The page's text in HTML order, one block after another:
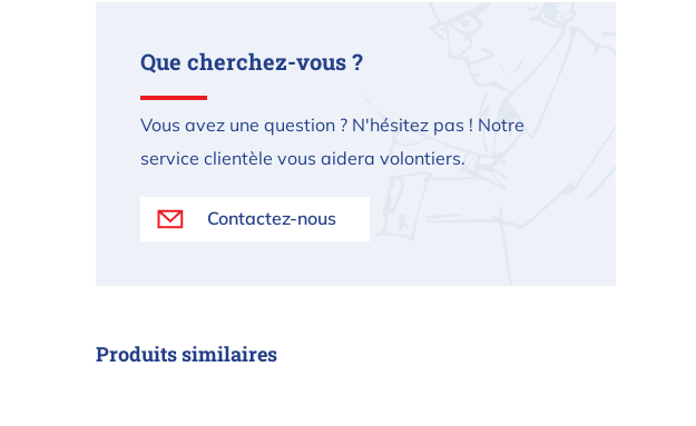
Que cherchez-vous ?
Vous avez une question ? N'hésitez pas ! Notre
service clientèle vous aidera volontiers.
Contactez-nous
Produits similaires